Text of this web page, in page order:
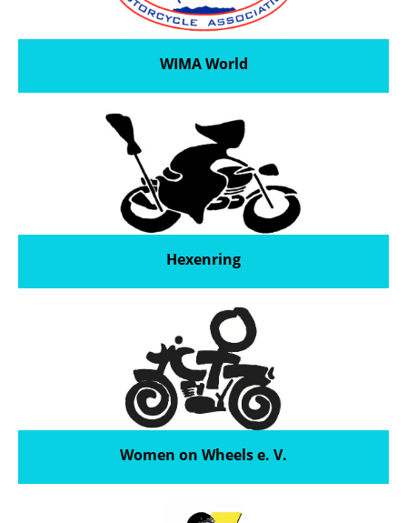
WIMA World
Hexenring
Women on Wheels e. V.